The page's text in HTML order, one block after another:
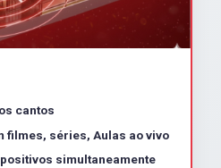
cantos
filmes, séries, Aulas ao vivo
simultaneamente